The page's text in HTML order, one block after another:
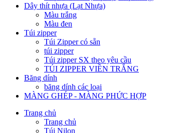
Dây thít nhựa (Lạt Nhựa)
Màu trắng
Màu đen
Túi zipper
Túi Zipper có sẵn
túi zipper
Túi zipper SX theo yêu cầu
TÚI ZIPPER VIỀN TRẮNG
Băng dính
băng dính các loại
MÀNG GHÉP - MÀNG PHỨC HỢP
Trang chủ
Trang chủ
Túi Nilon